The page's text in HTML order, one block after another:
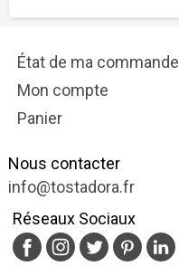
État de ma commande
Mon compte
Panier
Nous contacter
info@tostadora.fr
Réseaux Sociaux